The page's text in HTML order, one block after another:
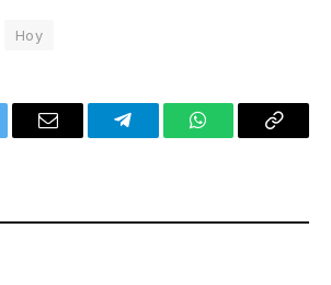
Hoy
Email TelegramWhatsAppCopy